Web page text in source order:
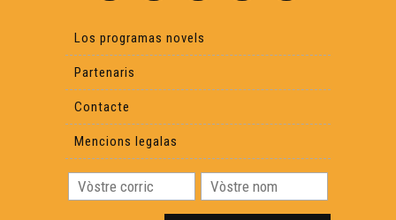
Lo Castèth de Montanèr - Reportatge
Los programas novels
Partenaris
Contacte
Mencions legalas